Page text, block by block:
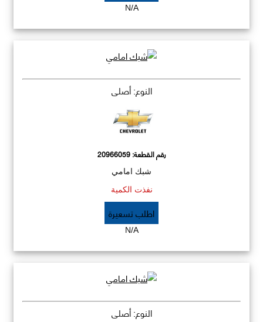
N/A
النوع: أصلي
رقم القطعة:20966059
شبك امامي
نفذت الكمية
اطلب تسعيرة
N/A
النوع: أصلي